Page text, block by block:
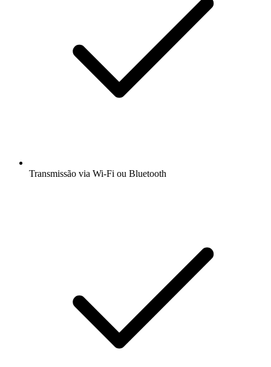
Transmissão via Wi-Fi ou Bluetooth